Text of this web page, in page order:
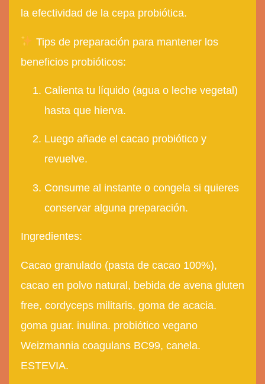
la efectividad de la cepa probiótica.
Tips de preparación para mantener los
beneficios probióticos:
Calienta tu líquido (agua o leche vegetal)
hasta que hierva.
Luego añade el cacao probiótico y
revuelve.
Consume al instante o congela si quieres
conservar alguna preparación.
Ingredientes:
Cacao granulado (pasta de cacao 100%),
cacao en polvo natural, bebida de avena gluten
free, cordyceps militaris, goma de acacia.
goma guar. inulina. probiótico vegano
Weizmannia coagulans BC99, canela.
ESTEVIA.